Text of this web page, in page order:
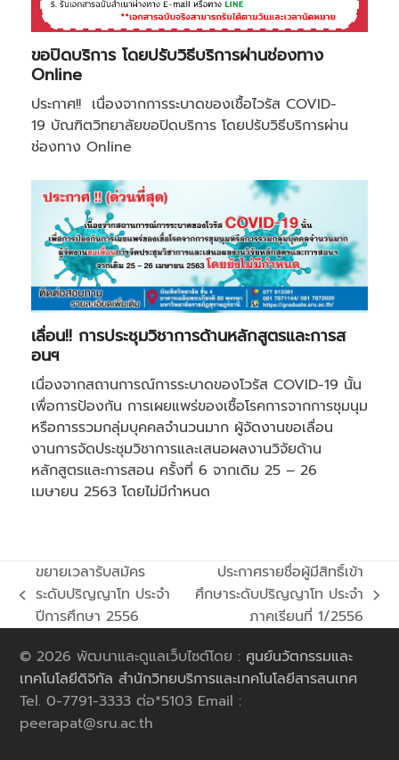
ขอปิดบริการ โดยปรับวิธีบริการผ่านช่องทาง
Online
ประกาศ!! เนื่องจากการระบาดของเชื้อไวรัส COVID-
19 บัณฑิตวิทยาลัยขอปิดบริการ โดยปรับวิธีบริการผ่าน
ช่องทาง Online
เลื่อน!! การประชุมวิชาการด้านหลักสูตรและการส
อนฯ
เนื่องจากสถานการณ์การระบาดของโวรัส COVID-19 นั้น
เพื่อการป้องกัน การเผยแพร่ของเชื้อโรคการจากการชุมนุม
หรือการรวมกลุ่มบุคคลจำนวนมาก ผู้จัดงานขอเลื่อน
งานการจัดประชุมวิชาการและเสนอผลงานวิจัยด้าน
หลักสูตรและการสอน ครั้งที่ 6 จากเดิม 25 – 26
เมษายน 2563 โดยไม่มีกำหนด
previous
post:
ขยายเวลารับสมัคร
ระดับปริญญาโท ประจำ
ปีการศึกษา 2556
next
post:
ประกาศรายชื่อผู้มีสิทธิ์เข้า
ศึกษาระดับปริญญาโท ประจำ
ภาคเรียนที่ 1/2556
© 2026 พัฒนาและดูแลเว็บไซต์โดย : ศูนย์นวัตกรรมและ
เทคโนโลยีดิจิทัล สำนักวิทยบริการและเทคโนโลยีสารสนเทศ
Tel. 0-7791-3333 ต่อ*5103 Email :
peerapat@sru.ac.th